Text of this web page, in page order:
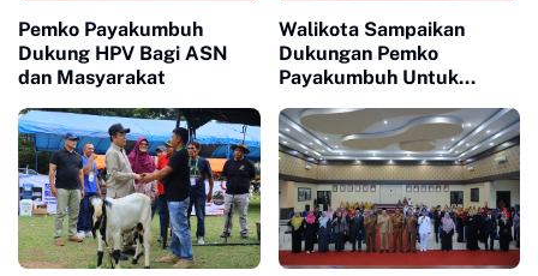
Pemko Payakumbuh
Dukung HPV Bagi ASN
dan Masyarakat
Walikota Sampaikan
Dukungan Pemko
Payakumbuh Untuk
Payakumbuh periode
2026-2030